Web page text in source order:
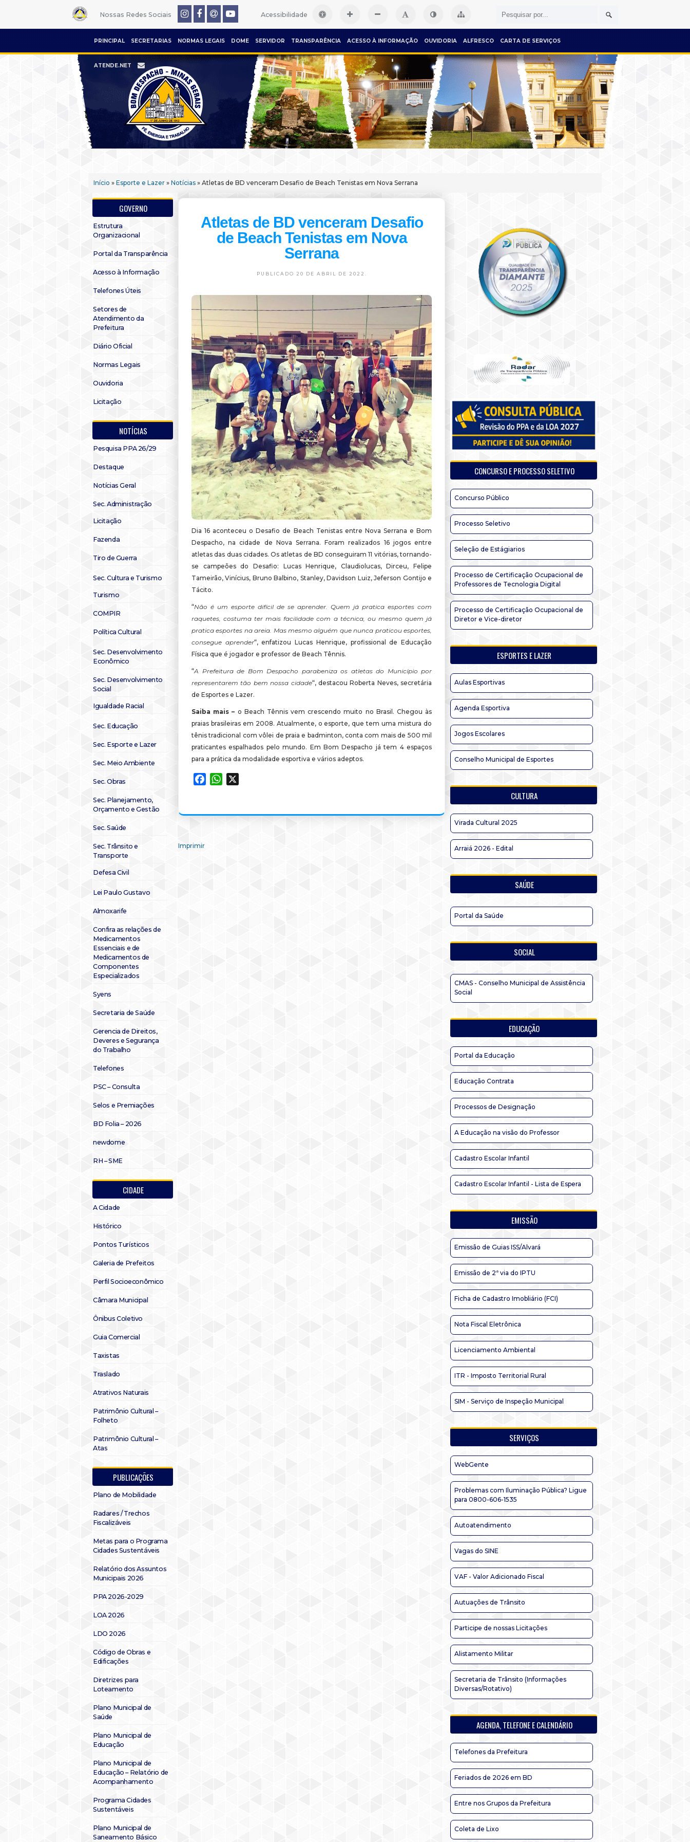
Nossas Redes Sociais Acessibilidade
PRINCIPAL SECRETARIAS NORMAS LEGAIS DOME SERVIDOR TRANSPARÊNCIA ACESSO À INFORMAÇÃO OUVIDORIA ALFRESCO CARTA DE SERVIÇOS
ATENDE.NET
Início » Esporte e Lazer » Notícias » Atletas de BD venceram Desafio de Beach Tenistas em Nova Serrana
GOVERNO
Estrutura
Organizacional
Portal da Transparência
Acesso à Informação
Telefones Úteis
Setores de
Atendimento da
Prefeitura
Diário Oficial
Normas Legais
Ouvidoria
Licitação
NOTÍCIAS
Pesquisa PPA 26/29
Destaque
Notícias Geral
Sec. Administração
Licitação
Fazenda
Tiro de Guerra
Sec. Cultura e Turismo
Turismo
COMPIR
Política Cultural
Sec. Desenvolvimento
Econômico
Sec. Desenvolvimento
Social
Igualdade Racial
Sec. Educação
Sec. Esporte e Lazer
Sec. Meio Ambiente
Sec. Obras
Sec. Planejamento,
Orçamento e Gestão
Sec. Saúde
Sec. Trânsito e
Transporte
Defesa Civil
Lei Paulo Gustavo
Almoxarife
Confira as relações de
Medicamentos
Essenciais e de
Medicamentos de
Componentes
Especializados
Syens
Secretaria de Saúde
Gerencia de Direitos,
Deveres e Segurança
do Trabalho
Telefones
PSC – Consulta
Selos e Premiações
BD Folia – 2026
newdome
RH – SME
CIDADE
A Cidade
Histórico
Pontos Turísticos
Galeria de Prefeitos
Perfil Socioeconômico
Câmara Municipal
Ônibus Coletivo
Guia Comercial
Taxistas
Traslado
Atrativos Naturais
Patrimônio Cultural –
Folheto
Patrimônio Cultural –
Atas
PUBLICAÇÕES
Plano de Mobilidade
Radares / Trechos
Fiscalizáveis
Metas para o Programa
Cidades Sustentáveis
Relatório dos Assuntos
Municipais 2026
PPA 2026-2029
LOA 2026
LDO 2026
Código de Obras e
Edificações
Diretrizes para
Loteamento
Plano Municipal de
Saúde
Plano Municipal de
Educação
Plano Municipal de
Educação – Relatório de
Acompanhamento
Programa Cidades
Sustentáveis
Plano Municipal de
Saneamento Básico
Atletas de BD venceram Desafio
de Beach Tenistas em Nova
Serrana
PUBLICADO 20 DE ABRIL DE 2022.
Dia 16 aconteceu o Desafio de Beach Tenistas entre Nova Serrana e Bom
Despacho, na cidade de Nova Serrana. Foram realizados 16 jogos entre
atletas das duas cidades. Os atletas de BD conseguiram 11 vitórias, tornando-
se campeões do Desafio: Lucas Henrique, Claudiolucas, Dirceu, Felipe
Tameirão, Vinícius, Bruno Balbino, Stanley, Davidson Luiz, Jeferson Gontijo e
Tácito.
“Não é um esporte difícil de se aprender. Quem já pratica esportes com
raquetes, costuma ter mais facilidade com a técnica, ou mesmo quem já
pratica esportes na areia. Mas mesmo alguém que nunca praticou esportes,
consegue aprender“, enfatizou Lucas Henrique, profissional de Educação
Física que é jogador e professor de Beach Tênnis.
“A Prefeitura de Bom Despacho parabeniza os atletas do Município por
representarem tão bem nossa cidade“, destacou Roberta Neves, secretária
de Esportes e Lazer.
Saiba mais – o Beach Tênnis vem crescendo muito no Brasil. Chegou às
praias brasileiras em 2008. Atualmente, o esporte, que tem uma mistura do
tênis tradicional com vôlei de praia e badminton, conta com mais de 500 mil
praticantes espalhados pelo mundo. Em Bom Despacho já tem 4 espaços
para a prática da modalidade esportiva e vários adeptos.
FacebookWhatsApp
Imprimir
CONCURSO E PROCESSO SELETIVO
Concurso Público
Processo Seletivo
Seleção de Estágiarios
Processo de Certificação Ocupacional de
Professores de Tecnologia Digital
Processo de Certificação Ocupacional de
Diretor e Vice-diretor
ESPORTES E LAZER
Aulas Esportivas
Agenda Esportiva
Jogos Escolares
Conselho Municipal de Esportes
CULTURA
Virada Cultural 2025
Arraiá 2026 - Edital
SAÚDE
Portal da Saúde
SOCIAL
CMAS - Conselho Municipal de Assistência
Social
EDUCAÇÃO
Portal da Educação
Educação Contrata
Processos de Designação
A Educação na visão do Professor
Cadastro Escolar Infantil
Cadastro Escolar Infantil - Lista de Espera
EMISSÃO
Emissão de Guias ISS/Alvará
Emissão de 2ª via do IPTU
Ficha de Cadastro Imobliário (FCI)
Nota Fiscal Eletrônica
Licenciamento Ambiental
ITR - Imposto Territorial Rural
SIM - Serviço de Inspeção Municipal
SERVIÇOS
WebGente
Problemas com Iluminação Pública? Ligue
para 0800-606-1535
Autoatendimento
Vagas do SINE
VAF - Valor Adicionado Fiscal
Autuações de Trânsito
Participe de nossas Licitações
Alistamento Militar
Secretaria de Trânsito (Informações
Diversas/Rotativo)
AGENDA, TELEFONE E CALENDÁRIO
Telefones da Prefeitura
Feriados de 2026 em BD
Entre nos Grupos da Prefeitura
Coleta de Lixo